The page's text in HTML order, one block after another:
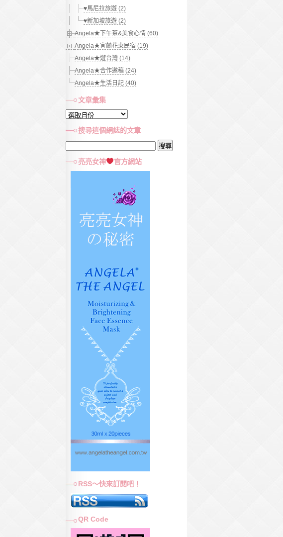
♥馬尼拉旅遊 (2)
♥新加坡旅遊 (2)
Angela★下午茶&美食心情 (60)
Angela★宜蘭花東民宿 (19)
Angela★遊台灣 (14)
Angela★合作邀稿 (24)
Angela★生活日記 (40)
文章彙集
文
彙
集
搜尋這個網誌的文章
關
亮亮女神 官方網站
RSS～快來訂閱吧！
QR Code